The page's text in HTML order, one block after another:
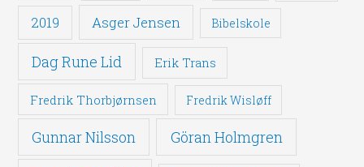
2019 Asger Jensen Bibelskole
Dag Rune Lid Erik Trans
Fredrik Thorbjørnsen Fredrik Wisløff
Gunnar Nilsson Göran Holmgren